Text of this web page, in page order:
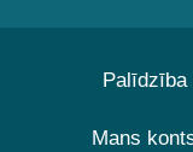
Palīdzība
Mans